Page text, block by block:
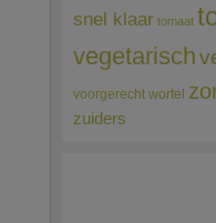
snel klaar tomaat
vegetarisch
voorgerecht wortel
zuiders